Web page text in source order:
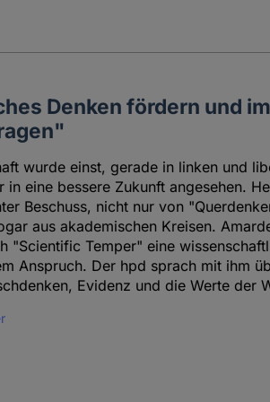
Denken fördern und
wurde einst, gerade in linken und
in eine bessere Zukunft angesehen.
Beschuss, nicht nur von
aus akademischen Kreisen.
"Scientific Temper" eine
Anspruch. Der hpd sprach mit ihm
Evidenz und die Werte der